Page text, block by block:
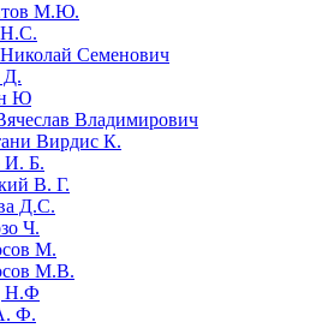
М.Ю.
Н.С.
Семенович
Д.
Ю
Владимирович
Вирдис К.
И. Б.
В. Г.
Д.С.
Ч.
М.
М.В.
Н.Ф
Ф.